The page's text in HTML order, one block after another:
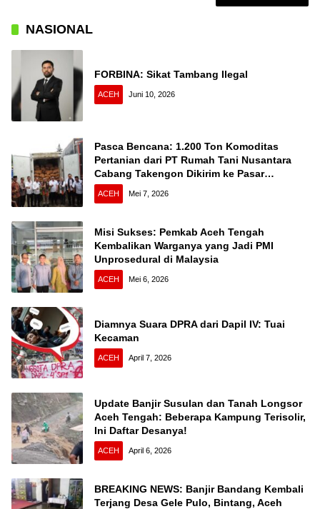
NASIONAL
FORBINA: Sikat Tambang Ilegal
ACEH Juni 10, 2026
Pasca Bencana: 1.200 Ton Komoditas
Pertanian dari PT Rumah Tani Nusantara
Cabang Takengon Dikirim ke Pasar
Nasional
ACEH Mei 7, 2026
Misi Sukses: Pemkab Aceh Tengah
Kembalikan Warganya yang Jadi PMI
Unprosedural di Malaysia
ACEH Mei 6, 2026
Diamnya Suara DPRA dari Dapil IV: Tuai
Kecaman
ACEH April 7, 2026
Update Banjir Susulan dan Tanah Longsor
Aceh Tengah: Beberapa Kampung Terisolir,
Ini Daftar Desanya!
ACEH April 6, 2026
BREAKING NEWS: Banjir Bandang Kembali
Terjang Desa Gele Pulo, Bintang, Aceh